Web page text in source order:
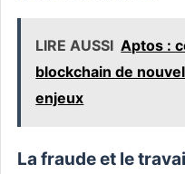
LIRE AUSSI Aptos :
blockchain de
enjeux
La fraude et le